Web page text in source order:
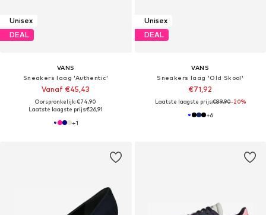
Unisex
DEAL
VANS
Sneakers laag 'Authentic'
Vanaf €45,43
Oorspronkelijk: €74,90
Laatste laagste prijs:€26,91
+1
Unisex
DEAL
VANS
Sneakers laag 'Old Skool'
€71,92
Laatste laagste prijs:€89,90-20%
+6